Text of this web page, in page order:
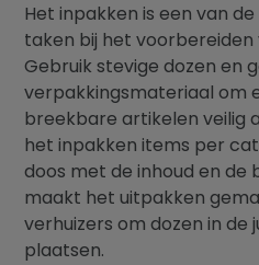
Het inpakken is een van
taken bij het voorbereiden
Gebruik stevige dozen en
verpakkingsmateriaal om
breekbare artikelen veilig
het inpakken items per
doos met de inhoud en de
maakt het uitpakken
verhuizers om dozen in de
plaatsen.